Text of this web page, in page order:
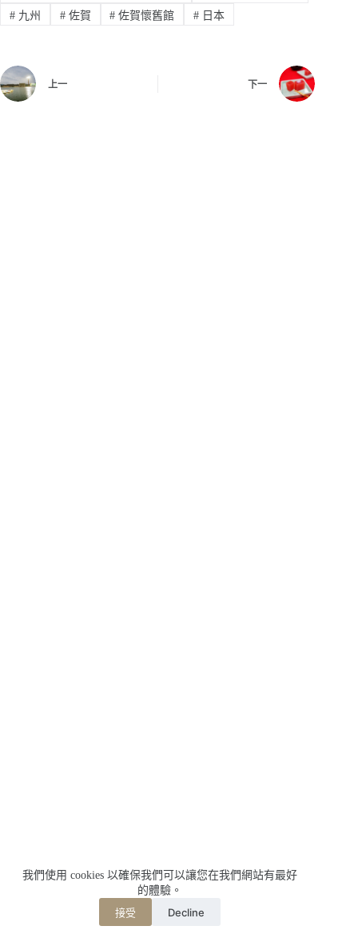
我們使用 cookies 以確保我們可以讓您在我們網站有最好
的體驗。
接受 Decline
#九州 #佐賀 # 佐賀懷舊館 # 日本
上一 下一